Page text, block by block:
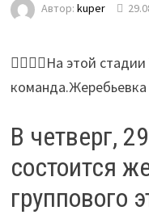
Автор: kuper
На этой
В четверг,
состоится
группового